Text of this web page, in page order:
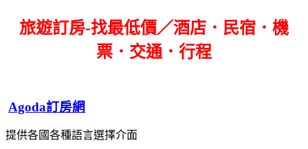
旅遊訂房-找最低價／酒店．民宿．機
票．交通．行程
Agoda訂房網
提供各國各種語言選擇介面